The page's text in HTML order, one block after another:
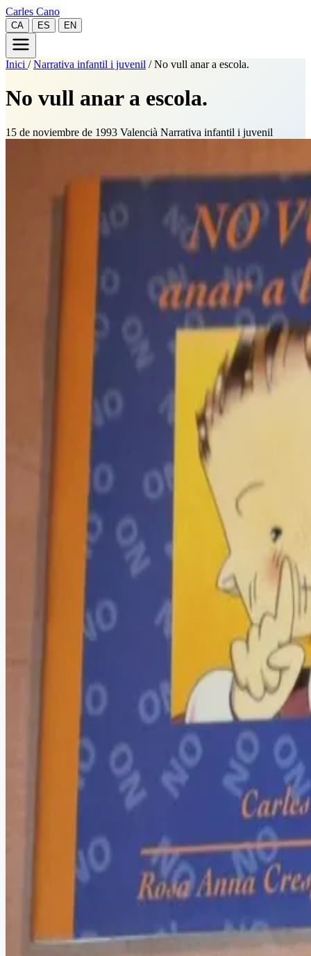
Carles Cano
CA ES EN
Inici / Narrativa infantil i juvenil / No vull anar a escola.
No vull anar a escola.
15 de noviembre de 1993 Valencià Narrativa infantil i juvenil